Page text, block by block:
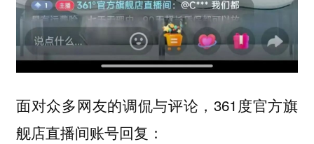
面对众多网友的调侃与评论，361度官方旗
舰店直播间账号回复：